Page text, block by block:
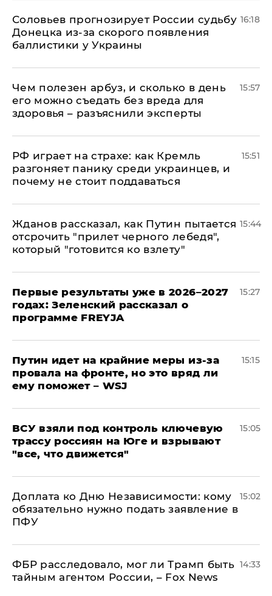
Соловьев прогнозирует России судьбу
Донецка из-за скорого появления
баллистики у Украины
16:18
Чем полезен арбуз, и сколько в день
его можно съедать без вреда для
здоровья – разъяснили эксперты
15:57
РФ играет на страхе: как Кремль
разгоняет панику среди украинцев, и
почему не стоит поддаваться
15:51
Жданов рассказал, как Путин пытается
отсрочить "прилет черного лебедя",
который "готовится ко взлету"
15:44
Первые результаты уже в 2026–2027
годах: Зеленский рассказал о
программе FREYJA
15:27
Путин идет на крайние меры из-за
провала на фронте, но это вряд ли
ему поможет – WSJ
15:15
ВСУ взяли под контроль ключевую
трассу россиян на Юге и взрывают
"все, что движется"
15:05
Доплата ко Дню Независимости: кому
обязательно нужно подать заявление в
ПФУ
15:02
ФБР расследовало, мог ли Трамп быть
тайным агентом России, – Fox News
14:33